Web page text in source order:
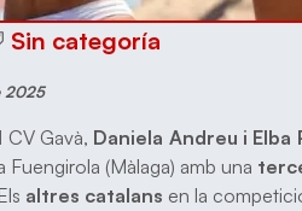
Sin categoría
2025
CV Gavà, Daniela Andreu i Elba
Fuengirola (Màlaga) amb una
altres catalans en la